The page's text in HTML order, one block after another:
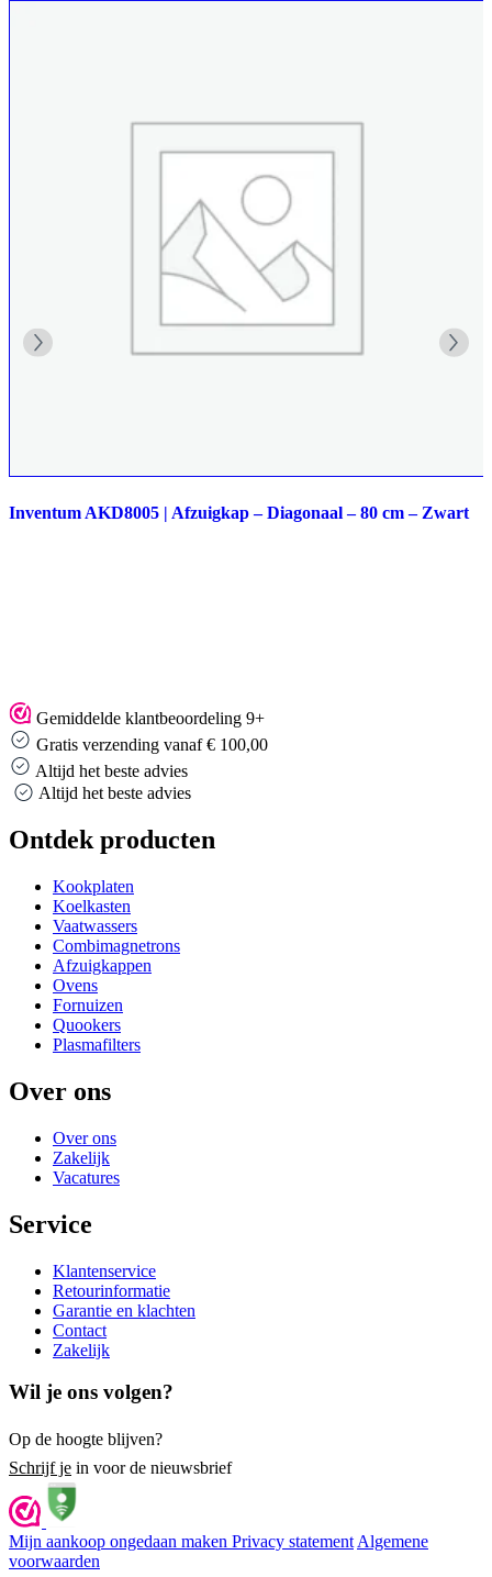
Inventum AKD8005 | Afzuigkap – Diagonaal – 80 cm – Zwart
Gemiddelde klantbeoordeling 9+
Gratis verzending vanaf € 100,00
Altijd het beste advies
Altijd het beste advies
Ontdek producten
Kookplaten
Koelkasten
Vaatwassers
Combimagnetrons
Afzuigkappen
Ovens
Fornuizen
Quookers
Plasmafilters
Over ons
Over ons
Zakelijk
Vacatures
Service
Klantenservice
Retourinformatie
Garantie en klachten
Contact
Zakelijk
Wil je ons volgen?
Op de hoogte blijven?
Schrijf je in voor de nieuwsbrief
Mijn aankoop ongedaan maken Privacy statement Algemene
voorwaarden